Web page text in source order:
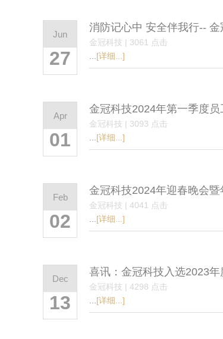
Jun
27
消防记心中 安全伴我行--
金冠科技 | 3061 点击
[详细...]
Apr
01
金冠科技2024年第一季度员
金冠科技 | 3093 点击
[详细...]
Feb
02
金冠科技2024年迎春晚会
金冠科技 | 4041 点击
[详细...]
Dec
13
喜讯：金冠科技入选2023
金冠科技 | 4298 点击
[详细...]